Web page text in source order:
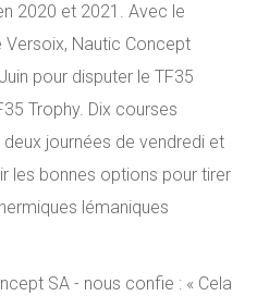
2020 et 2021. Avec le
Versoix, Nautic Concept
pour disputer le TF35
Trophy. Dix courses
journées de vendredi et
les bonnes options pour tirer
lémaniques
SA - nous confie : « Cela